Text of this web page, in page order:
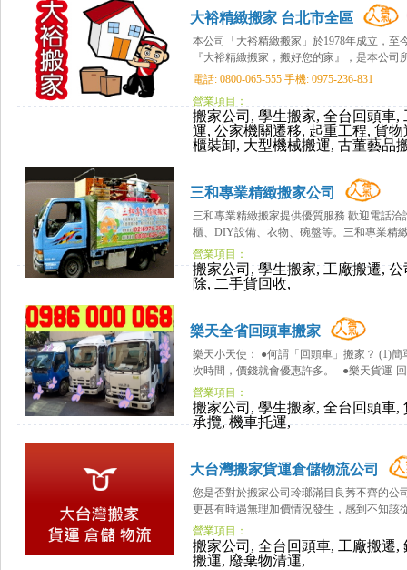
大裕精緻搬家 台北市全區
本公司「大裕精緻搬家」於1978年成立，
『大裕精緻搬家，搬好您的家』，是本公司
電話: 0800-065-555 手機: 0975-236-831
營業項目：
搬家公司, 學生搬家, 全台回頭車
運, 公家機關遷移, 起重工程, 貨
櫃裝卸, 大型機械搬運, 古董藝品
三和專業精緻搬家公司
三和專業精緻搬家提供優質服務 歡迎電話
櫃、DIY設備、衣物、碗盤等。三和專業精
營業項目：
搬家公司, 學生搬家, 工廠搬遷,
除, 二手貨回收,
樂天全省回頭車搬家
樂天小天使： ●何謂「回頭車」搬家？ (1)
次時間，價錢就會優惠許多。 ●樂天貨運-
營業項目：
搬家公司, 學生搬家, 全台回頭車,
承攬, 機車托運,
大台灣搬家貨運倉儲物流公司
您是否對於搬家公司玲瑯滿目良莠不齊的公
更甚有時遇無理加價情況發生，感到不知該
營業項目：
搬家公司, 全台回頭車, 工廠搬遷,
搬運, 廢棄物清運,